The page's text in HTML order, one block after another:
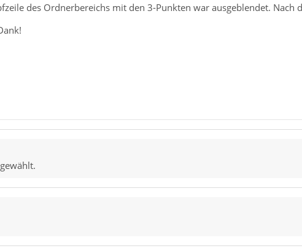
des Ordnerbereichs mit den 3-Punkten war ausgeblendet. Nach